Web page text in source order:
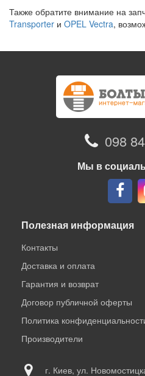
Также обратите внимание на
Transporter и OPEL Vectra,
098
Мы в
Полезная информация
Контакты
Доставка и оплата
Гарантия и возврат
Договор публичной оферты
Политика
Производители
г. Киев, ул.